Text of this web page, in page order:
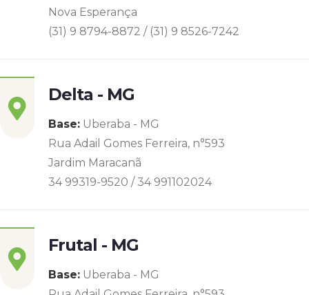
Nova Esperança
(31) 9 8794-8872 / (31) 9 8526-7242
Delta - MG
Base: Uberaba - MG
Rua Adail Gomes Ferreira, n°593
Jardim Maracanã
34 99319-9520 / 34 991102024
Frutal - MG
Base: Uberaba - MG